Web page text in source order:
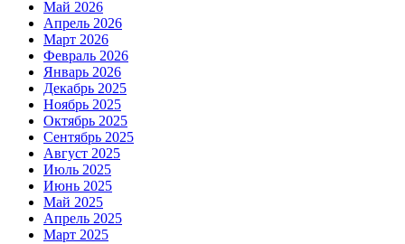
Май 2026
Апрель 2026
Март 2026
Февраль 2026
Январь 2026
Декабрь 2025
Ноябрь 2025
Октябрь 2025
Сентябрь 2025
Август 2025
Июль 2025
Июнь 2025
Май 2025
Апрель 2025
Март 2025